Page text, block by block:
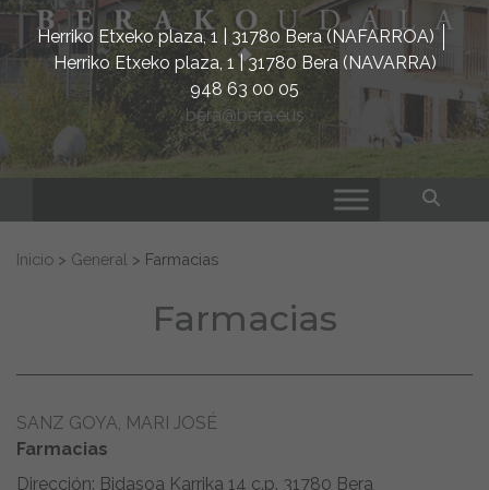
Herriko Etxeko plaza, 1 | 31780 Bera (NAFARROA)
Herriko Etxeko plaza, 1 | 31780 Bera (NAVARRA)
948 63 00 05
bera@bera.eus
Buscar:
Inicio > General > Farmacias
Farmacias
SANZ GOYA, MARI JOSÉ
Farmacias
Dirección: Bidasoa Karrika 14 c.p. 31780 Bera